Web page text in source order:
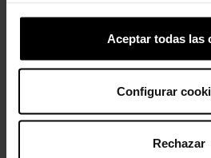
Aceptar todas las
Configurar
Rechazar
Tamancos clássicos
59,90 € 47,92 €